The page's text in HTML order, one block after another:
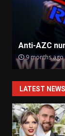
Broken
LATEST NEWS